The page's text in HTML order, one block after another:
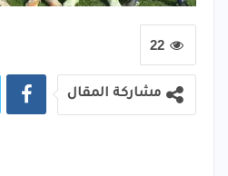
22
مشاركة المقال